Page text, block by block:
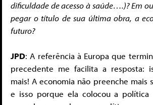
dificuldade de acesso à saúde….)? Em
pegar o título de sua última obra, a
futuro?
JPD: A referência à Europa que
precedente me facilita a resposta:
mais! A economia não preenche mais
e isso porque ela colocou a política